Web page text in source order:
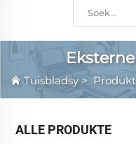
Tuisbladsy>
ALLE PRODUKTE